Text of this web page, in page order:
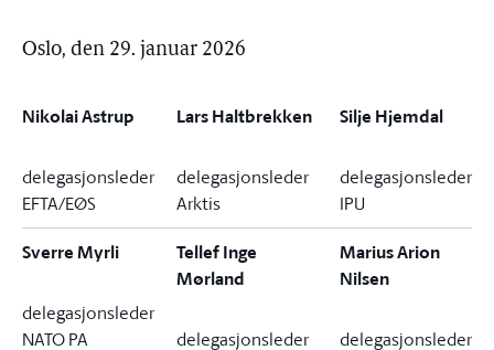
Oslo, den 29. januar 2026
Nikolai Astrup
delegasjonsleder
EFTA/EØS
Lars Haltbrekken
delegasjonsleder
Arktis
Silje Hjemdal
delegasjonsleder
IPU
Sverre Myrli
delegasjonsleder
NATO PA
Tellef Inge
Mørland
delegasjonsleder
Marius Arion
Nilsen
delegasjonsleder